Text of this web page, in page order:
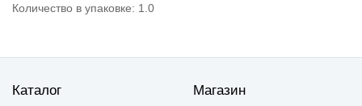
Количество в упаковке: 1.0
Каталог Магазин